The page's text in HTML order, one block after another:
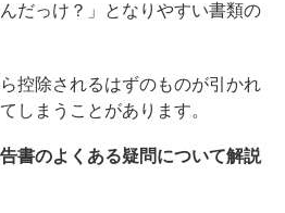
だっけ？」となりやすい書類の
控除されるはずのものが引かれ
しまうことがあります。
書のよくある疑問について解説